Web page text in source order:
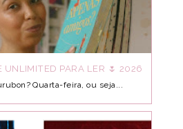
UNLIMITED PARA LER 🌷 2026
Quarta-feira, ou seja...